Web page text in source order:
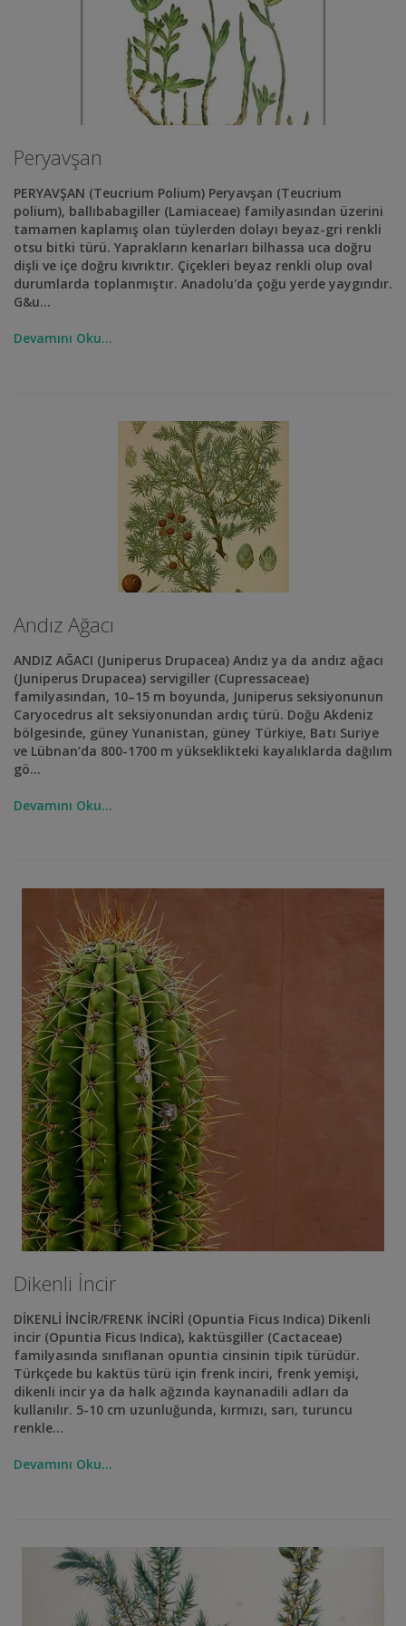
Peryavşan
PERYAVŞAN (Teucrium Polium) Peryavşan (Teucrium
polium), ballıbabagiller (Lamiaceae) familyasından üzerini
tamamen kaplamış olan tüylerden dolayı beyaz-gri renkli
otsu bitki türü. Yaprakların kenarları bilhassa uca doğru
dişli ve içe doğru kıvrıktır. Çiçekleri beyaz renkli olup oval
durumlarda toplanmıştır. Anadolu'da çoğu yerde yaygındır.
G&u...
Devamını Oku...
Andız Ağacı
ANDIZ AĞACI (Juniperus Drupacea) Andız ya da andız ağacı
(Juniperus Drupacea) servigiller (Cupressaceae)
familyasından, 10–15 m boyunda, Juniperus seksiyonunun
Caryocedrus alt seksiyonundan ardıç türü. Doğu Akdeniz
bölgesinde, güney Yunanistan, güney Türkiye, Batı Suriye
ve Lübnan’da 800-1700 m yükseklikteki kayalıklarda dağılım
gö...
Devamını Oku...
Dikenli İncir
DİKENLİ İNCİR/FRENK İNCİRİ (Opuntia Ficus Indica) Dikenli
incir (Opuntia Ficus Indica), kaktüsgiller (Cactaceae)
familyasında sınıflanan opuntia cinsinin tipik türüdür.
Türkçede bu kaktüs türü için frenk inciri, frenk yemişi,
dikenli incir ya da halk ağzında kaynanadili adları da
kullanılır. 5-10 cm uzunluğunda, kırmızı, sarı, turuncu
renkle...
Devamını Oku...